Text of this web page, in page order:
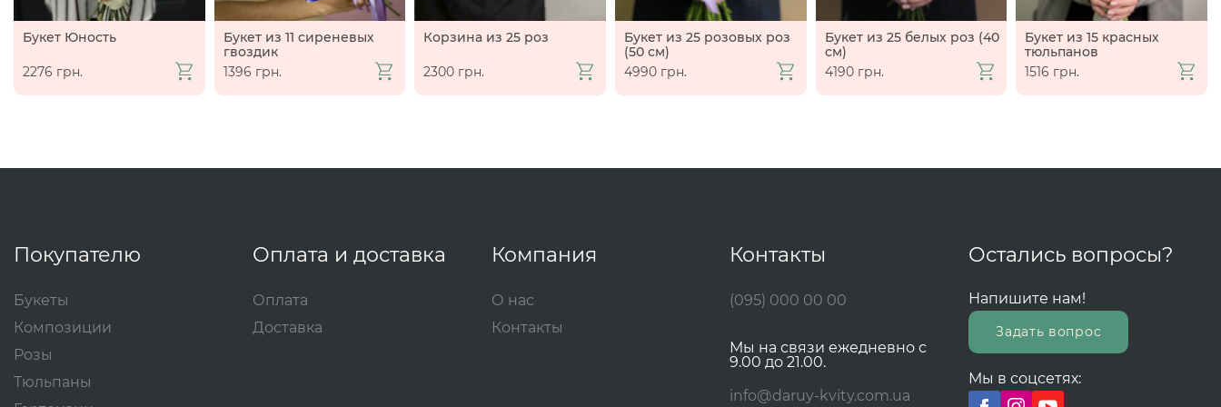
Букет Юность
2276 грн.
Букет из 11 сиреневых
гвоздик
1396 грн.
Корзина из 25 роз
2300 грн.
Букет из 25 розовых роз
(50 см)
4990 грн.
Букет из 25 белых роз (40
см)
4190 грн.
Букет из 15 красных
тюльпанов
1516 грн.
Покупателю
Букеты
Композиции
Розы
Тюльпаны
Оплата и доставка
Оплата
Доставка
Компания
О нас
Контакты
Контакты
(095) 000 00 00
Мы на связи ежедневно с
9.00 до 21.00.
info@daruy-kvity.com.ua
Остались вопросы?
Напишите нам!
Задать вопрос
Мы в соцсетях: